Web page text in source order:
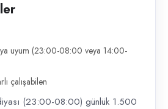
uyum (23:00-08:00 veya 14:00-
çalışabilen
(23:00-08:00) günlük 1.500